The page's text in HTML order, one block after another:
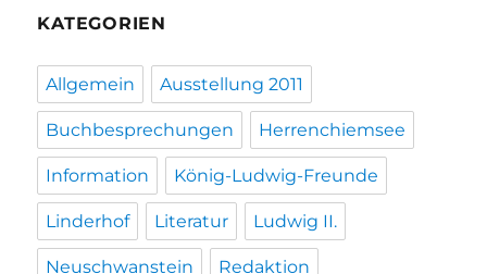
KATEGORIEN
Allgemein Ausstellung 2011
Buchbesprechungen Herrenchiemsee
Information König-Ludwig-Freunde
Linderhof Literatur Ludwig II.
Neuschwanstein Redaktion